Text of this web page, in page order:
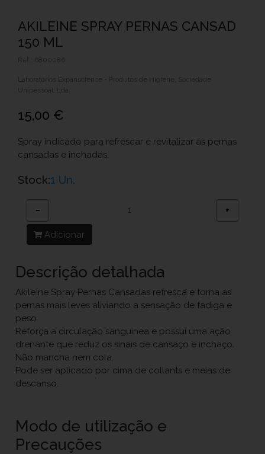
AKILEINE SPRAY PERNAS CANSAD
150 ML
Ref.: 6800086
Laboratórios Expanscience - Produtos de Higiene, Sociedade
15,00 €
Spray indicado para refrescar e revitalizar as pernas
cansadas e inchadas.
Stock:1 Un.
− +
Adicionar
Descrição detalhada
Akileïne Spray Pernas Cansadas refresca e torna as
pernas mais leves aliviando a sensação de fadiga e
peso.
Reforça a circulação sanguínea e possui uma ação
drenante que reduz os sinais de cansaço e inchaço.
Não mancha nem cola.
Pode ser aplicado por cima de collants e meias de
descanso.
Modo de utilização e
Precauções